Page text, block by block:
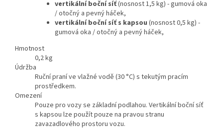
vertikální boční síť(nosnost 1,5 kg) - gumová oka
/ otočný a pevný háček,
vertikální boční síť s kapsou (nosnost 0,5 kg) -
gumová oka / otočný a pevný háček,
Hmotnost
0,2kg
Údržba
Ruční praní ve vlažné vodě (30 °C) s tekutým pracím
prostředkem.
Omezení
Pouze pro vozy se základní podlahou. Vertikální boční síť
s kapsou lze použít pouze na pravou stranu
zavazadlového prostoru vozu.